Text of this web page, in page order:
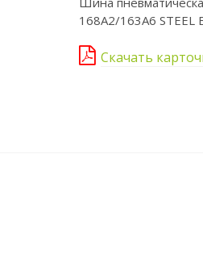
168A2/163A6 STEEL
Скачать